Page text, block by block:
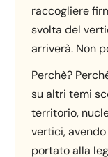
raccogliere
svolta del
arriverà. Non
Perchè?
su altri temi
territorio,
vertici,
portato alla